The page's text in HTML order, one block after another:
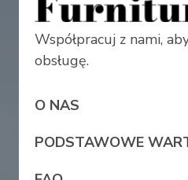
Współpracuj z nami,
obsługę.
O NAS
PODSTAWOWE